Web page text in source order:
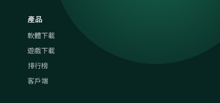
產品
軟體下載
遊戲下載
排行榜
客戶端